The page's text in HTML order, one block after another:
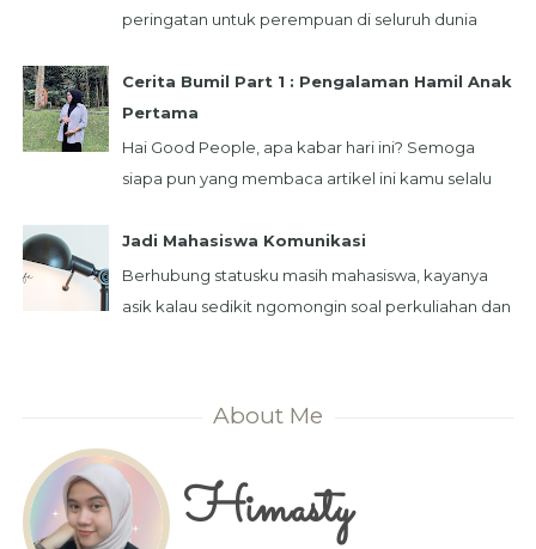
peringatan untuk perempuan di seluruh dunia
Peringatan ini m...
Cerita Bumil Part 1 : Pengalaman Hamil Anak
Pertama
Hai Good People, apa kabar hari ini? Semoga
siapa pun yang membaca artikel ini kamu selalu
aku ...
Jadi Mahasiswa Komunikasi
Berhubung statusku masih mahasiswa, kayanya
asik kalau sedikit ngomongin soal perkuliahan dan
About Me
Himasty